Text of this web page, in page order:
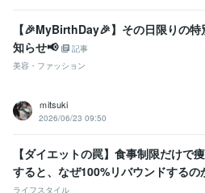
【🎉MyBirthDay🎉】その日限りの
知らせ📢
記事
美容・ファッション
ｍitsuki
2026/06/23 09:50
【ダイエットの罠】食事制限だけで
すると、なぜ100%リバウンドするの
ライフスタイル